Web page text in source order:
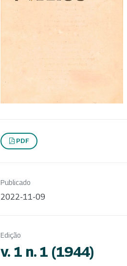
PDF
Publicado
2022-11-09
Edição
v. 1 n. 1 (1944)